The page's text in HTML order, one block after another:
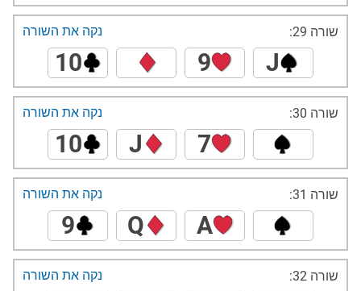
שורה 29:
J
9
10
נקה את השורה
שורה 30:
7
J
10
נקה את השורה
שורה 31:
A
Q
9
נקה את השורה
שורה 32: נקה את השורה